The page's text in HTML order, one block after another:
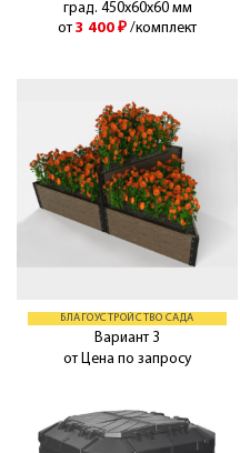
град. 450х60х60 мм
от 3 400 ₽ /комплект
БЛАГОУСТРОЙСТВО САДА
Вариант 3
от Цена по запросу